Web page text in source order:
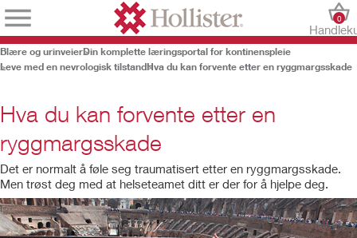
0
Blære og urinveierDin komplette læringsportal for kontinenspleie
Leve med en nevrologisk tilstandHva du kan forvente etter en ryggmargsskade
Hva du kan forvente etter en
ryggmargsskade
Det er normalt å føle seg traumatisert etter en ryggmargsskade.
Men trøst deg med at helseteamet ditt er der for å hjelpe deg.